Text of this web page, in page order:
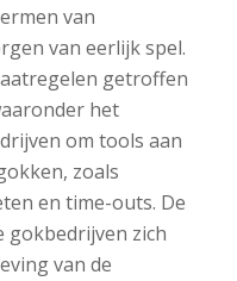
van
van eerlijk spel.
getroffen
het
om tools aan
zoals
en time-outs. De
gokbedrijven zich
van de